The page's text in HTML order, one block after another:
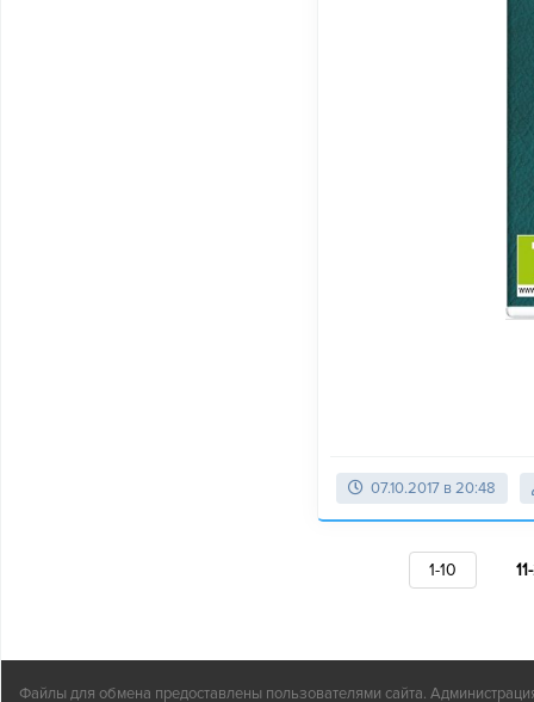
07.10.2017 в 20:48
1-10
Файлы для обмена предоставлены пользователями сайта.